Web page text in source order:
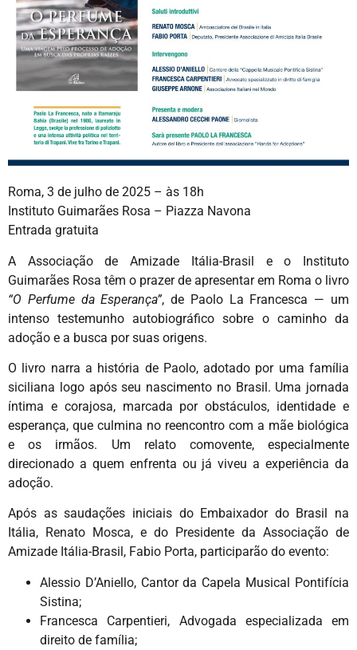
Roma, 3 de julho de 2025 – às 18h
Instituto Guimarães Rosa – Piazza Navona
Entrada gratuita
A Associação de Amizade Itália-Brasil e o Instituto
Guimarães Rosa têm o prazer de apresentar em Roma o livro
“O Perfume da Esperança”, de Paolo La Francesca — um
intenso testemunho autobiográfico sobre o caminho da
adoção e a busca por suas origens.
O livro narra a história de Paolo, adotado por uma família
siciliana logo após seu nascimento no Brasil. Uma jornada
íntima e corajosa, marcada por obstáculos, identidade e
esperança, que culmina no reencontro com a mãe biológica
e os irmãos. Um relato comovente, especialmente
direcionado a quem enfrenta ou já viveu a experiência da
adoção.
Após as saudações iniciais do Embaixador do Brasil na
Itália, Renato Mosca, e do Presidente da Associação de
Amizade Itália-Brasil, Fabio Porta, participarão do evento:
Alessio D’Aniello, Cantor da Capela Musical Pontifícia
Sistina;
Francesca Carpentieri, Advogada especializada em
direito de família;